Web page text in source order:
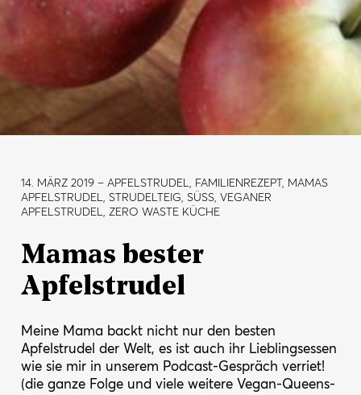
14. MÄRZ 2019– APFELSTRUDEL, FAMILIENREZEPT, MAMAS
APFELSTRUDEL, STRUDELTEIG, SÜSS, VEGANER A
PFELSTRUDEL, ZERO WASTE KÜCHE
Mamas bester
Apfelstrudel
Meine Mama backt nicht nur den besten
Apfelstrudel der Welt, es ist auch ihr Lieblingsessen
wie sie mir in unserem Podcast-Gespräch verriet!
(die ganze Folge und viele weitere Vegan-Queens-